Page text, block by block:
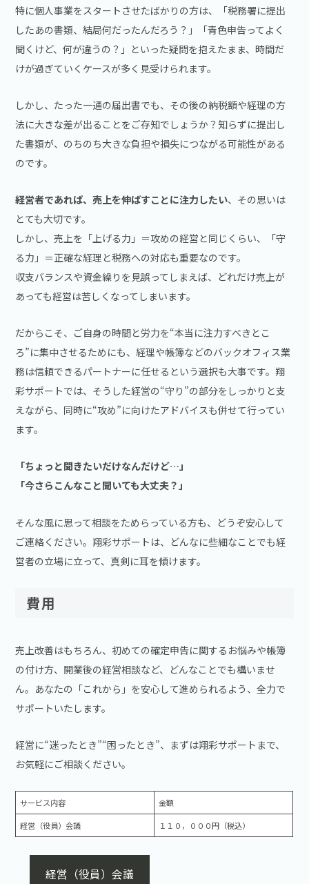
特に個人事業をスタートさせたばかりの方は、「税務署に提出
したあの書類、結局何だったんだろう？」「青色申告ってよく
聞くけど、何が違うの？」といった疑問を抱えたまま、時間だ
けが過ぎていくケースが多く見受けられます。
しかし、たった一通の届出書でも、その後の納税額や経理の方
法に大きな差が出ることをご存知でしょうか？知らずに提出し
た書類が、のちのち大きな負担や損失につながる可能性がある
のです。
経営者であれば、売上を伸ばすことに注力したい、その思いは
とても大切です。
しかし、売上を「上げる力」＝攻めの経営と同じくらい、「守
る力」＝正確な経理と税務への対応も重要なのです。
収支バランスや資金繰りを見誤ってしまえば、どれだけ売上が
あっても経営は苦しくなってしまいます。
だからこそ、ご自身の時間と労力を“本当に注力すべきとこ
ろ”に集中させるためにも、経理や帳簿などのバックオフィス業
務は信頼できるパートナーに任せるという選択も大事です。翔
彩サポートでは、そうした経営の“守り”の部分をしっかりと支
えながら、同時に“攻め”に向けたアドバイスも併せて行ってい
ます。
「ちょっと聞きたいだけなんだけど…」
「今さらこんなこと聞いても大丈夫？」
そんな風に思って相談をためらっている方も、どうぞ安心して
ご連絡ください。翔彩サポートは、どんなに些細なことでも経
営者の立場に立って、真剣に耳を傾けます。
費用
売上改善はもちろん、初めての確定申告に関するお悩みや帳簿
の付け方、開業後の経営相談など、どんなことでも構いませ
ん。あなたの「これから」を安心して進められるよう、全力で
サポートいたします。
経営に“迷ったとき”“困ったとき”、まずは翔彩サポートまで、
お気軽にご相談ください。
サービス内容 金額
経営（役員）会議 １１０，０００円（税込）
経営（役員）会議